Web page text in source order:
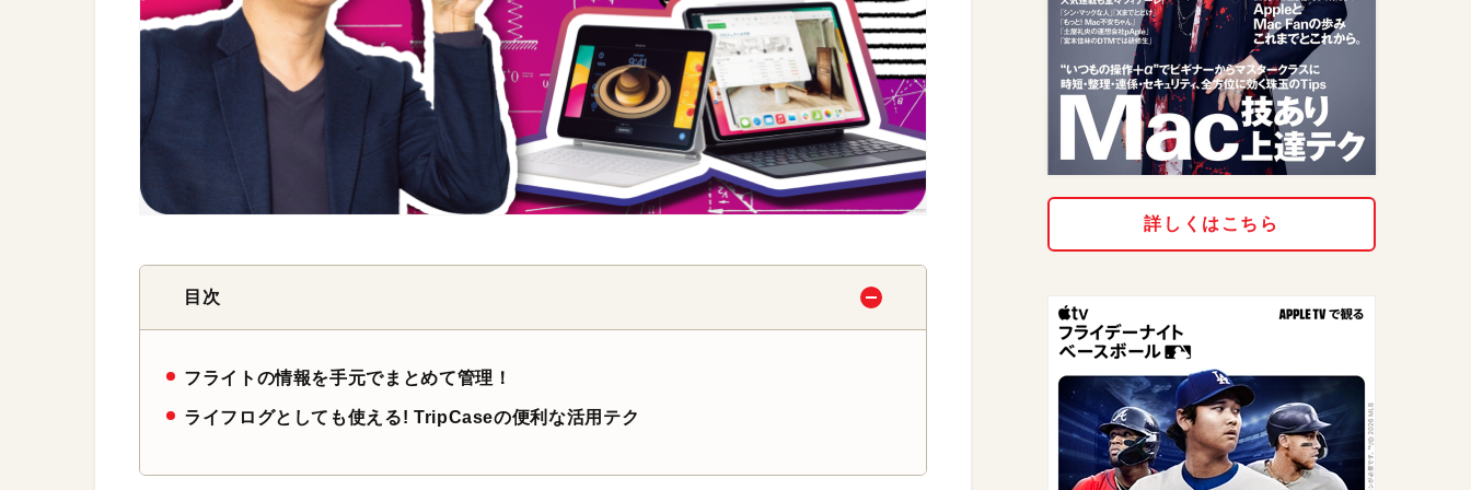
目次
フライトの情報を手元でまとめて管理！
ライフログとしても使える! TripCaseの便利な活用テク
詳しくはこちら